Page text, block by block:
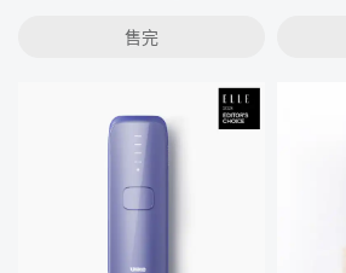
售完